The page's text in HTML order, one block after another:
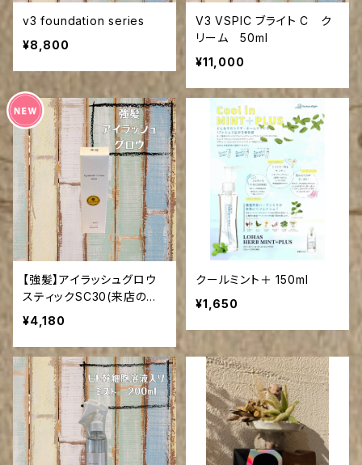
v3 foundation series
¥8,800
V3 VSPIC ブライト C ク
リーム 50ml
¥11,000
【強髪】アイラッシュグロウ
スティックSC30(来店の方
送料引き)
¥4,180
クールミント＋ 150ml
¥1,650